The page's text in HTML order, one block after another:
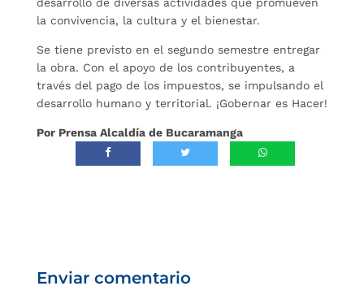
la convivencia, la cultura y el bienestar.
Se tiene previsto en el segundo semestre entregar
la obra. Con el apoyo de los contribuyentes, a
través del pago de los impuestos, se impulsando el
desarrollo humano y territorial. ¡Gobernar es Hacer!
Por Prensa Alcaldía de Bucaramanga
Enviar comentario